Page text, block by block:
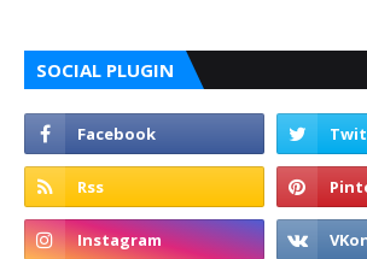
SOCIAL PLUGIN